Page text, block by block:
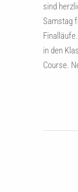
sind
Samstag
in den
Course.